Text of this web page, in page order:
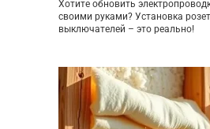
Хотите обновить
своими руками? Установка
выключателей – это реально!